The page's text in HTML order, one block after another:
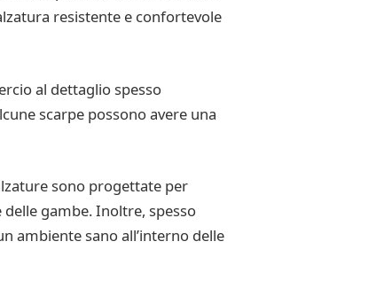
resistente e confortevole
al dettaglio spesso
scarpe possono avere una
sono progettate per
gambe. Inoltre, spesso
ambiente sano all’interno delle